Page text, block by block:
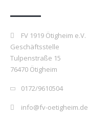
FV 1919 Ötigheim e.V.
Geschäftsstelle
Tulpenstraße 15
76470 Ötigheim
0172/9610504
info@fv-oetigheim.de